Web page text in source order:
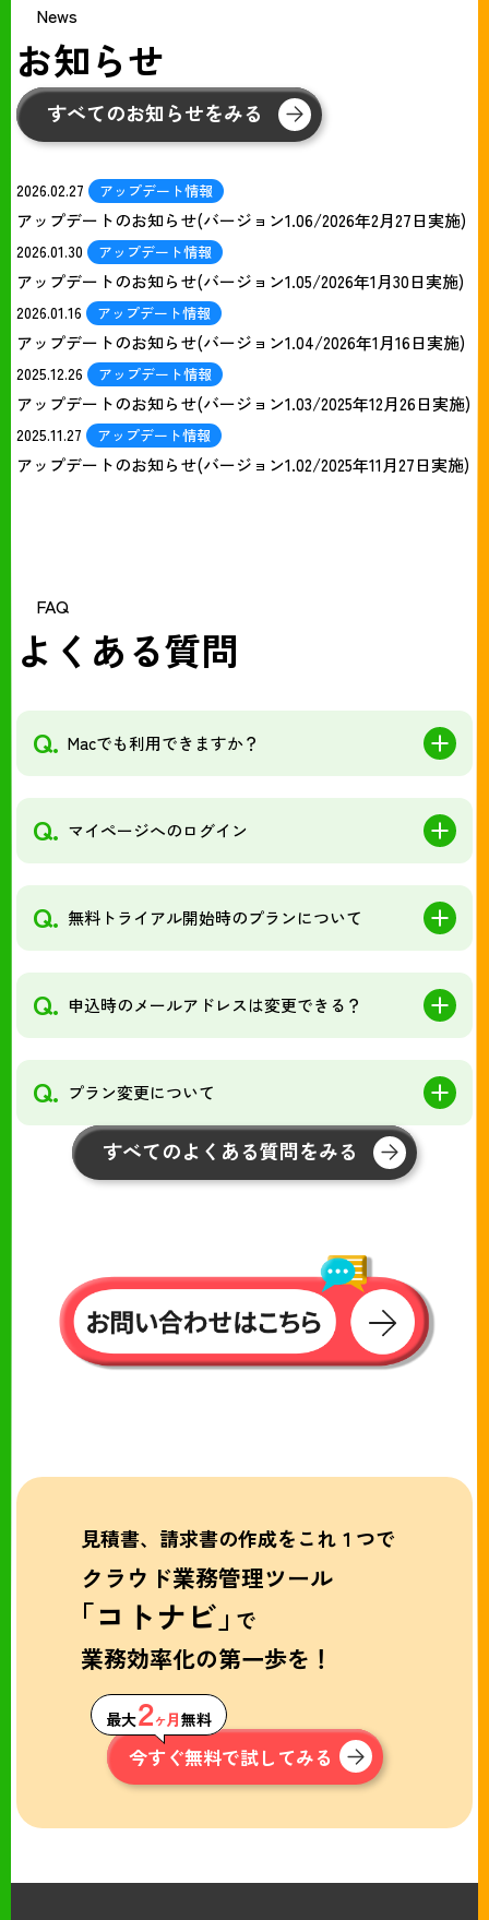
News
お知らせ
すべてのお知らせをみる
2026.02.27 アップデート情報
アップデートのお知らせ(バージョン1.06/2026年2月27日実施)
2026.01.30 アップデート情報
アップデートのお知らせ(バージョン1.05/2026年1月30日実施)
2026.01.16 アップデート情報
アップデートのお知らせ(バージョン1.04/2026年1月16日実施)
2025.12.26 アップデート情報
アップデートのお知らせ(バージョン1.03/2025年12月26日実施)
2025.11.27 アップデート情報
アップデートのお知らせ(バージョン1.02/2025年11月27日実施)
FAQ
よくある質問
Q. Macでも利用できますか？
Q. マイページへのログイン
Q. 無料トライアル開始時のプランについて
Q. 申込時のメールアドレスは変更できる？
Q. プラン変更について
すべてのよくある質問をみる
見積書、請求書の作成をこれ１つで
クラウド業務管理ツール
「コトナビ」で
業務効率化の第一歩を！
最大２ヶ月無料
今すぐ無料で試してみる